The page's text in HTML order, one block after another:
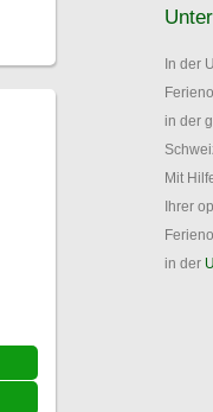
In der
in der
Mit
Ihrer
in der